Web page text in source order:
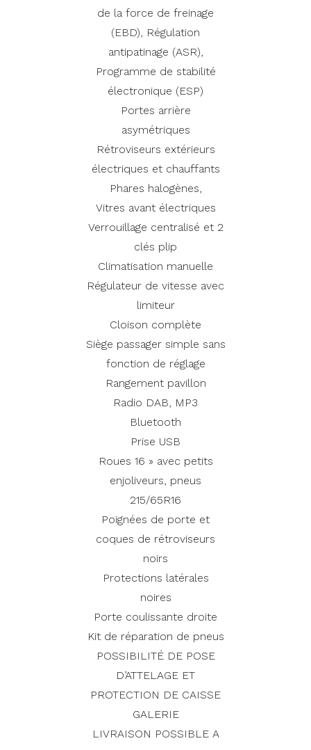
de la force de freinage
(EBD), Régulation
antipatinage (ASR),
Programme de stabilité
électronique (ESP)
Portes arrière
asymétriques
Rétroviseurs extérieurs
électriques et chauffants
Phares halogènes,
Vitres avant électriques
Verrouillage centralisé et 2
clés plip
Climatisation manuelle
Régulateur de vitesse avec
limiteur
Cloison complète
Siège passager simple sans
fonction de réglage
Rangement pavillon
Radio DAB, MP3
Bluetooth
Prise USB
Roues 16 » avec petits
enjoliveurs, pneus
215/65R16
Poignées de porte et
coques de rétroviseurs
noirs
Protections latérales
noires
Porte coulissante droite
Kit de réparation de pneus
POSSIBILITÉ DE POSE
D’ATTELAGE ET
PROTECTION DE CAISSE
GALERIE
LIVRAISON POSSIBLE A